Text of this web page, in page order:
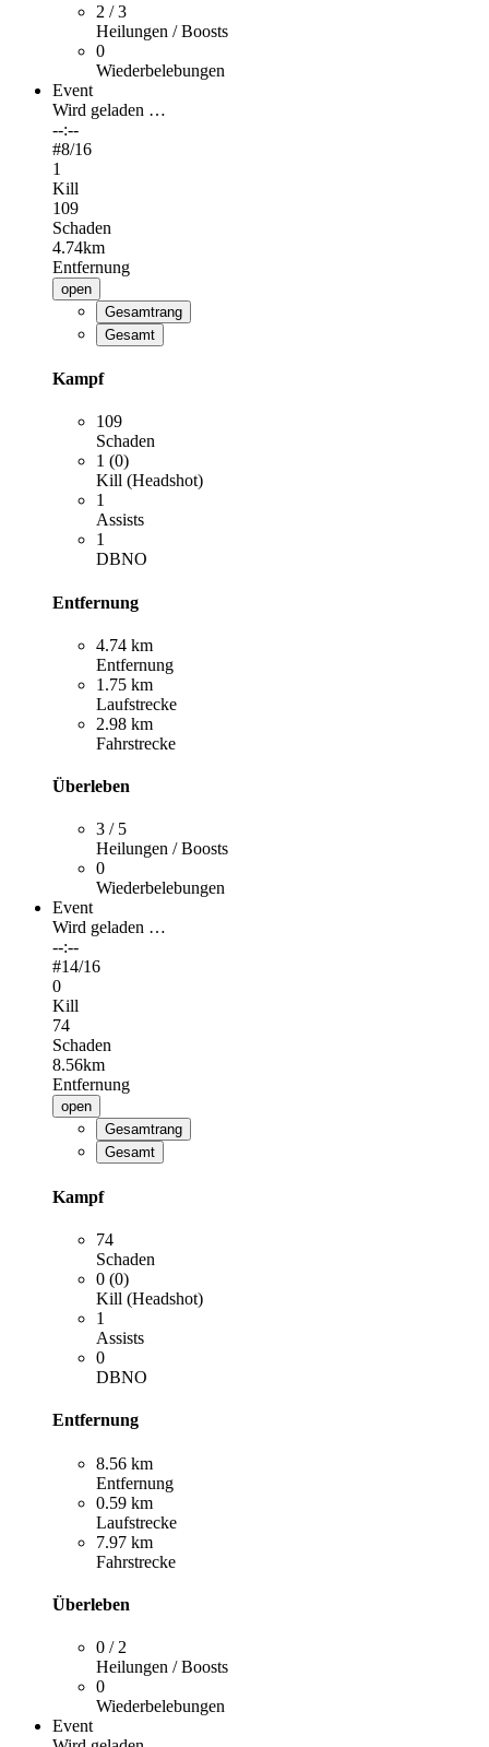
2 / 3
Heilungen / Boosts
0
Wiederbelebungen
Event
Wird geladen …
--:--
#8/16
1
Kill
109
Schaden
4.74km
Entfernung
open
Gesamtrang
Gesamt
Kampf
109
Schaden
1 (0)
Kill (Headshot)
1
Assists
1
DBNO
Entfernung
4.74 km
Entfernung
1.75 km
Laufstrecke
2.98 km
Fahrstrecke
Überleben
3 / 5
Heilungen / Boosts
0
Wiederbelebungen
Event
Wird geladen …
--:--
#14/16
0
Kill
74
Schaden
8.56km
Entfernung
open
Gesamtrang
Gesamt
Kampf
74
Schaden
0 (0)
Kill (Headshot)
1
Assists
0
DBNO
Entfernung
8.56 km
Entfernung
0.59 km
Laufstrecke
7.97 km
Fahrstrecke
Überleben
0 / 2
Heilungen / Boosts
0
Wiederbelebungen
Event